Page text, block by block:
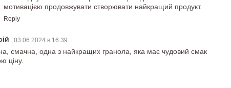
мотивацією продовжувати створювати найкращий продукт.
Reply
03.06.2024 в 16:39
смачна, одна з найкращих гранола, яка має чудовий смак
ціну.